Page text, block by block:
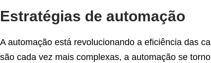
Estratégias de automação
A automação está revolucionando a eficiência das
são cada vez mais complexas, a automação se